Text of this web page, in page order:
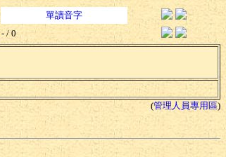
單讀音字
- / 0
(管理人員專用區)